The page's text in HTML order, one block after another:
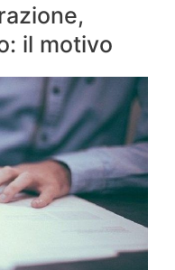
il motivo